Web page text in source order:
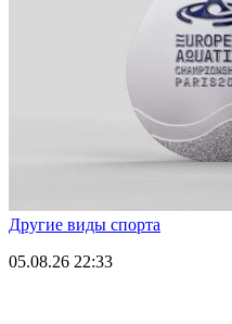
Другие виды спорта
05.08.26 22:33